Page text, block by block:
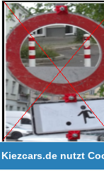
Kiezcars.de nutzt